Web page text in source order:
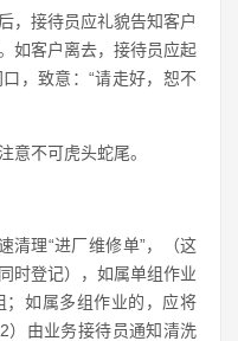
，接待员应礼貌告知客户
如客户离去，接待员应起
，致意：“请走好，恕不
意不可虎头蛇尾。
清理“进厂维修单”，（这
时登记），如属单组作业
；如属多组作业的，应将
）由业务接待员通知清洗